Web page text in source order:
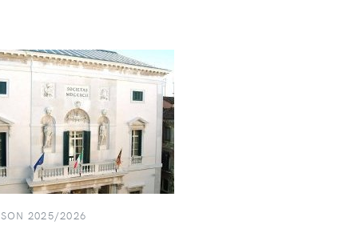
2025/2026